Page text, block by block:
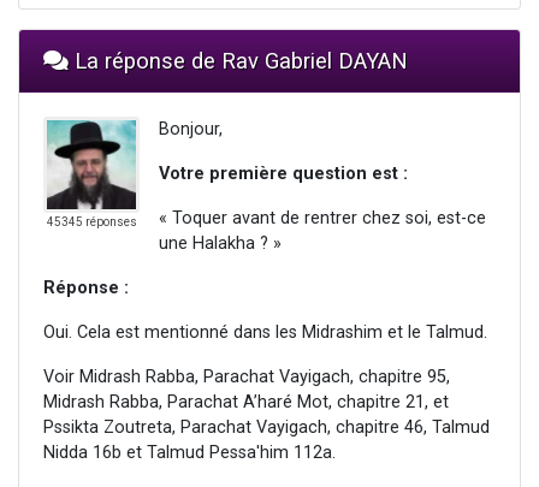
La réponse de Rav Gabriel DAYAN
45345 réponses
Bonjour,
Votre première question est :
« Toquer avant de rentrer chez soi, est-ce
une Halakha ? »
Réponse :
Oui. Cela est mentionné dans les Midrashim et le Talmud.
Voir Midrash Rabba, Parachat Vayigach, chapitre 95,
Midrash Rabba, Parachat A’haré Mot, chapitre 21, et
Pssikta Zoutreta, Parachat Vayigach, chapitre 46, Talmud
Nidda 16b et Talmud Pessa'him 112a.